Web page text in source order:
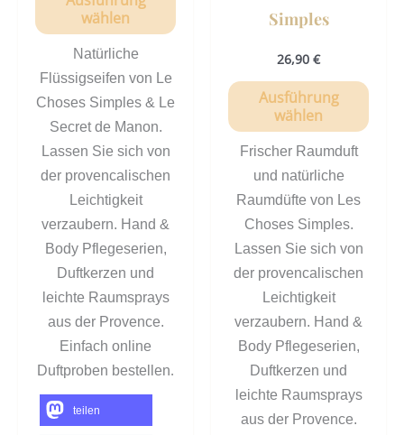
wählen
Natürliche
Flüssigseifen von Le
Choses Simples & Le
Secret de Manon.
Lassen Sie sich von
der provencalischen
Leichtigkeit
verzaubern. Hand &
Body Pflegeserien,
Duftkerzen und
leichte Raumsprays
aus der Provence.
Einfach online
Duftproben bestellen.
teilen
Simples
26,90 €
Ausführung
wählen
Frischer Raumduft
und natürliche
Raumdüfte von Les
Choses Simples.
Lassen Sie sich von
der provencalischen
Leichtigkeit
verzaubern. Hand &
Body Pflegeserien,
Duftkerzen und
leichte Raumsprays
aus der Provence.